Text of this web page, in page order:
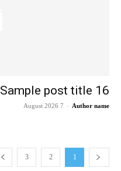
Sample post title 16
Author name
-
7 August 2026
1
2
3